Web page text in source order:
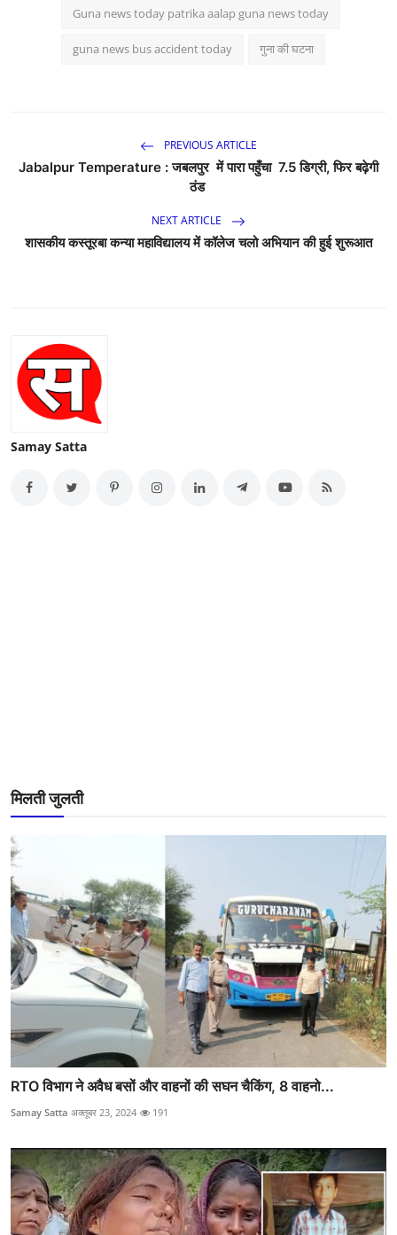
Guna news today patrika aalap guna news today
guna news bus accident today गुना की घटना
PREVIOUS ARTICLE
Jabalpur Temperature : जबलपुर में पारा पहुँचा 7.5 डिग्री, फिर बढ़ेगी
ठंड
NEXT ARTICLE
शासकीय कस्तूरबा कन्या महाविद्यालय में कॉलेज चलो अभियान की हुई शुरूआत
Samay Satta
मिलती जुलती
RTO विभाग ने अवैध बसों और वाहनों की सघन चैकिंग, 8 वाहनो...
Samay Satta अक्तूबर 23, 2024 191